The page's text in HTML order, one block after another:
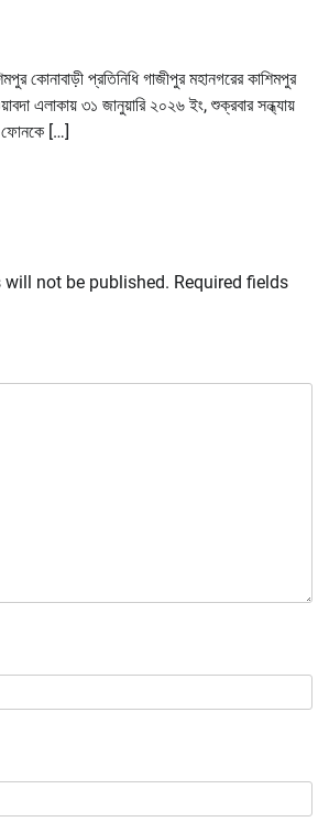
কোনাবাড়ী প্রতিনিধি গাজীপুর মহানগরের কাশিমপুর
এলাকায় ৩১ জানুয়ারি ২০২৬ ইং, শুক্রবার সন্ধ্যায়
ফোনকে […]
will not be published. Required fields